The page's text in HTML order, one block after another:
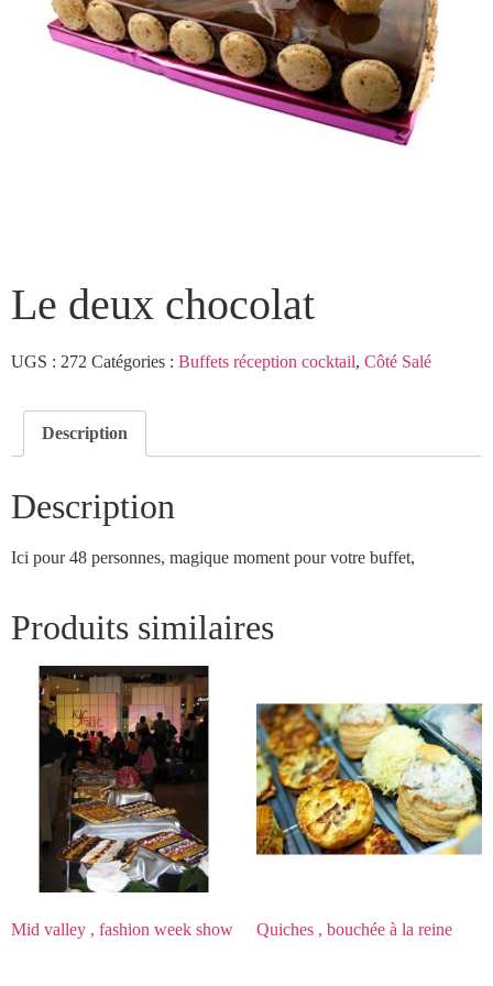
Le deux chocolat
UGS : 272 Catégories : Buffets réception cocktail, Côté Salé
Description
Description
Ici pour 48 personnes, magique moment pour votre buffet,
Produits similaires
Mid valley , fashion week show Quiches , bouchée à la reine